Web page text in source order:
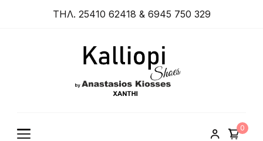
ΤΗΛ. 25410 62418 & 6945 750 329
KIOSSES
0